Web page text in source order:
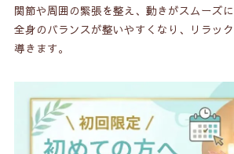
関節や周囲の緊張を整え、動きがスムーズに
全身のバランスが整いやすくなり、リラッ
導きます。